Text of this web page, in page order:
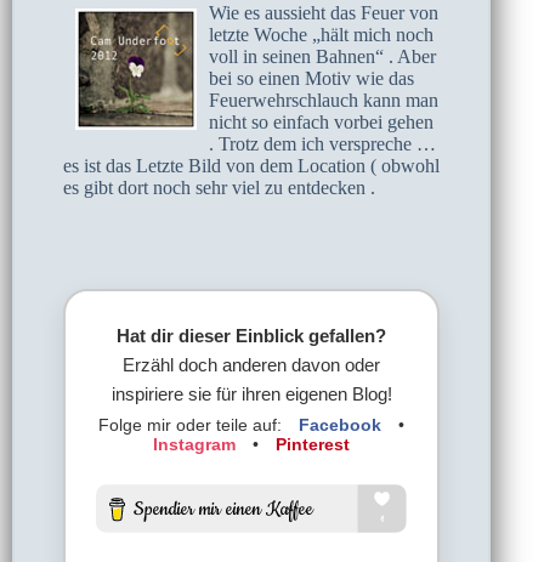
Wie es aussieht das Feuer von
letzte Woche „hält mich noch
voll in seinen Bahnen“ . Aber
bei so einen Motiv wie das
Feuerwehrschlauch kann man
nicht so einfach vorbei gehen
. Trotz dem ich verspreche …
es ist das Letzte Bild von dem Location ( obwohl
es gibt dort noch sehr viel zu entdecken .
Hat dir dieser Einblick gefallen?
Erzähl doch anderen davon oder
inspiriere sie für ihren eigenen Blog!
Folge mir oder teile auf: Facebook
•
Instagram
• Pinterest